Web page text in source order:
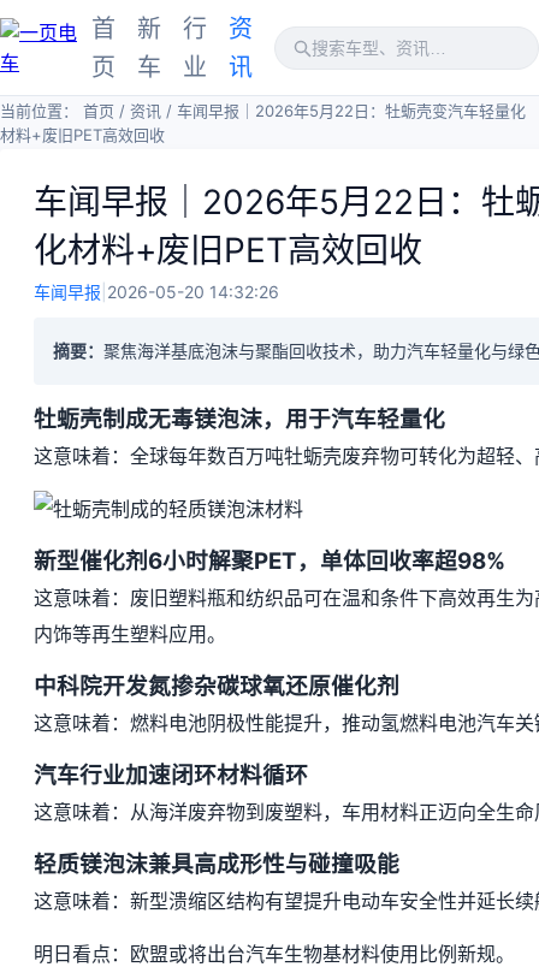
首
页
新
车
行
业
资
讯
当前位置： 首页 / 资讯 / 车闻早报｜2026年5月22日：牡蛎壳变汽车轻量化
材料+废旧PET高效回收
车闻早报｜2026年5月22日：牡
化材料+废旧PET高效回收
车闻早报 2026-05-20 14:32:26
摘要： 聚焦海洋基底泡沫与聚酯回收技术，助力汽车轻量化与绿
牡蛎壳制成无毒镁泡沫，用于汽车轻量化
这意味着：全球每年数百万吨牡蛎壳废弃物可转化为超轻
新型催化剂6小时解聚PET，单体回收率超98%
这意味着：废旧塑料瓶和纺织品可在温和条件下高效再生
内饰等再生塑料应用。
中科院开发氮掺杂碳球氧还原催化剂
这意味着：燃料电池阴极性能提升，推动氢燃料电池汽车
汽车行业加速闭环材料循环
这意味着：从海洋废弃物到废塑料，车用材料正迈向全生
轻质镁泡沫兼具高成形性与碰撞吸能
这意味着：新型溃缩区结构有望提升电动车安全性并延长续
明日看点：欧盟或将出台汽车生物基材料使用比例新规。